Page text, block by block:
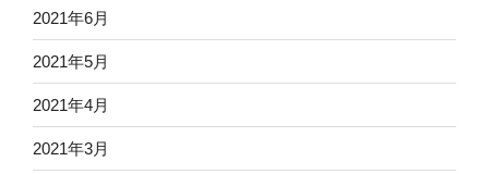
2021年6月
2021年5月
2021年4月
2021年3月